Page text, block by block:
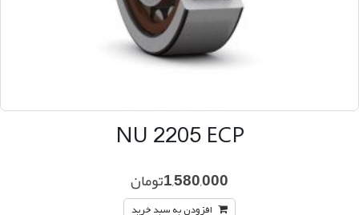
NU 2205 ECP
1,580,000تومان
افزودن به سبد خرید